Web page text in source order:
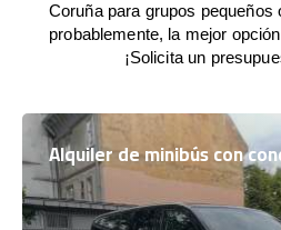
Coruña para grupos
probablemente, la mejor
¡Solicita un
Alquiler de minibús con